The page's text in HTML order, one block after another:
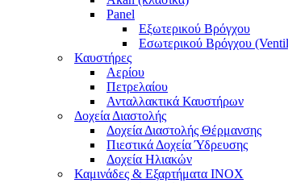
Panel
Εξωτερικού Βρόγχου
Εσωτερικού Βρόγχου
Καυστήρες
Αερίου
Πετρελαίου
Ανταλλακτικά Καυστήρων
Δοχεία Διαστολής
Δοχεία Διαστολής Θέρμανσης
Πιεστικά Δοχεία Ύδρευσης
Δοχεία Ηλιακών
Καμινάδες & Εξαρτήματα ΙΝΟΧ